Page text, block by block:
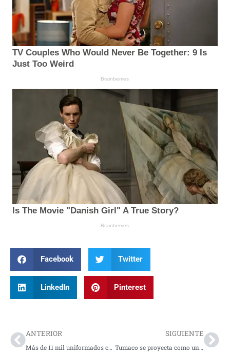
Facebook Twitter
LinkedIn Pinterest
ANTERIOR
Más de 11 mil uniformados custodiarán la jornada electoral en Nariño
SIGUIENTE
Tumaco se proyecta como uno de los mejores destinos turísticos del país